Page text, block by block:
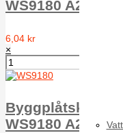
WS9180 A2 A
6,04 kr
×
Byggplåtskruv
WS9180 A2 A